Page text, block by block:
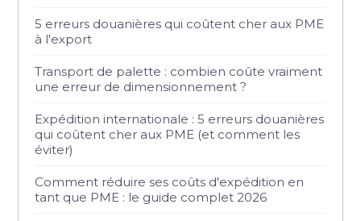
5 erreurs douanières qui coûtent cher aux PME
à l'export
Transport de palette : combien coûte vraiment
une erreur de dimensionnement ?
Expédition internationale : 5 erreurs douanières
qui coûtent cher aux PME (et comment les
éviter)
Comment réduire ses coûts d'expédition en
tant que PME : le guide complet 2026